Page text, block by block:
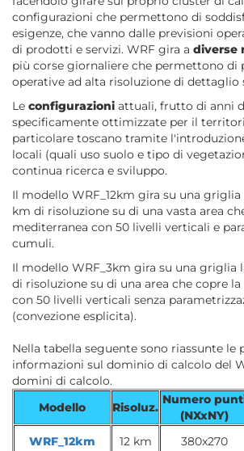
configurazioni che permettono di
esigenze, che vanno dalle previsioni
di prodotti e servizi. WRF gira a diverse
più corse giornaliere che permettono di
operative ad alta risoluzione di dettaglio
Le configurazioni attuali, frutto di anni
specificamente ottimizzate per il
particolare toscano tramite
locali (quali uso suolo e tipo di
continua ricerca e sviluppo.
Il modello WRF_12km gira su una griglia
km di risoluzione su di una vasta area
mediterranea con 50 livelli verticali e
cumuli.
Il modello WRF_3km gira su una griglia
di risoluzione su di una area che copre
con 50 livelli verticali senza
(convezione esplicita).
Nella tabella seguente sono riassunte le
informazioni sul dominio di calcolo del
domini di calcolo.
Modello
Risoluz.
Numero
(NXxNY)
WRF _12km 12 km 380x270